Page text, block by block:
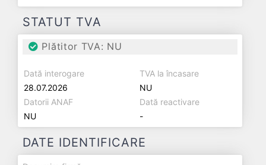
STATUT TVA
Plătitor TVA: NU
Dată interogare
28.07.2026
TVA la încasare
NU
Datorii ANAF
NU
Dată reactivare
-
DATE IDENTIFICARE